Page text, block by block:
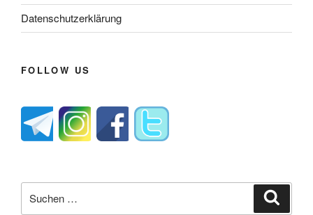
Datenschutzerklärung
FOLLOW US
nach: